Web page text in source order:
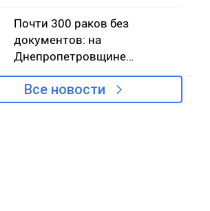
Почти 300 раков без
документов: на
Днепропетровщине
разоблачили незаконную
продажу
Все новости